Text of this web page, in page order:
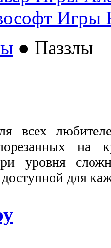
Игры
● Паззлы
всех
на
уровня
для